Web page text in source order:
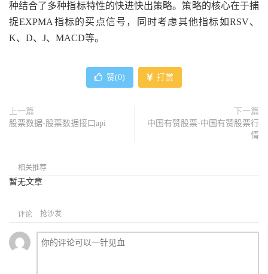
种结合了多种指标特性的快进快出策略。策略的核心在于捕
捉EXPMA指标的买点信号，同时考虑其他指标如RSV、
K、D、J、MACD等。
赞(0) 打赏
上一篇
股票数据-股票数据接口api
下一篇
中国有赞股票-中国有赞股票行
情
相关推荐
暂无文章
评论 抢沙发